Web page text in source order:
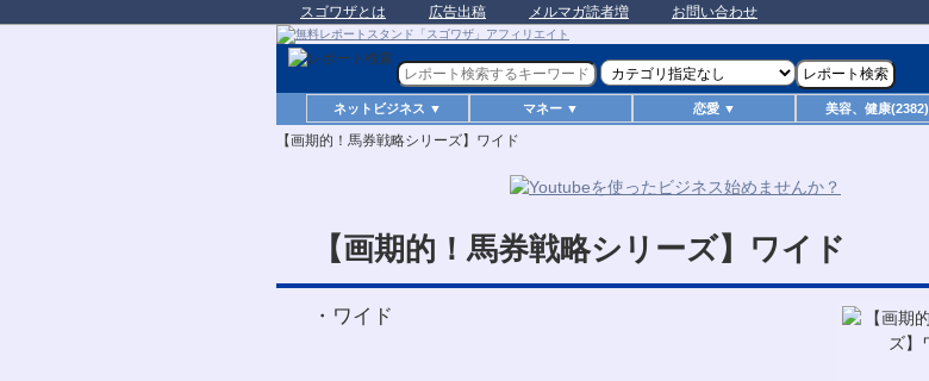
スゴワザとは 広告出稿 メルマガ読者増 お問い合わせ
ネットビジネス ▼ マネー ▼ 恋愛 ▼ 美容、健康(2382)
【画期的！馬券戦略シリーズ】ワイド
【画期的！馬券戦略シリーズ】ワイド
・ワイド